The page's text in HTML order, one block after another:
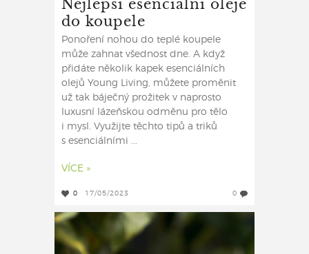
do koupele
Ponoření nohou do teplé koupele
může zahnat všednost dne. A když
přidáte několik kapek esenciálních
olejů Young Living, můžete proměnit
už tak báječný prožitek v naprosto
luxusní lázeňskou odměnu pro tělo
i mysl. Využijte těchto tipů a triků
s esenciálními ...
VÍCE »
0 17/05/2023 0